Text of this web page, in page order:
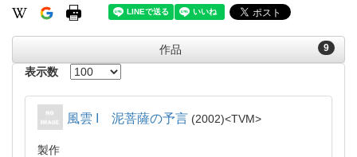
9
作品
表示数
風雲 I 泥菩薩の予言 2002 TVM
製作